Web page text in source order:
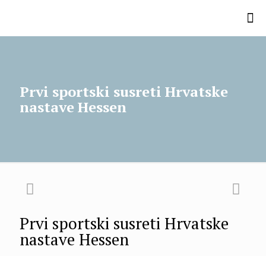
Prvi sportski susreti Hrvatske
nastave Hessen
Prvi sportski susreti Hrvatske
nastave Hessen